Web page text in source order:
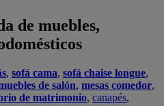
de muebles,
, sofá cama, sofá chaise longue,
de salón, mesas comedor,
de matrimonio, canapés,